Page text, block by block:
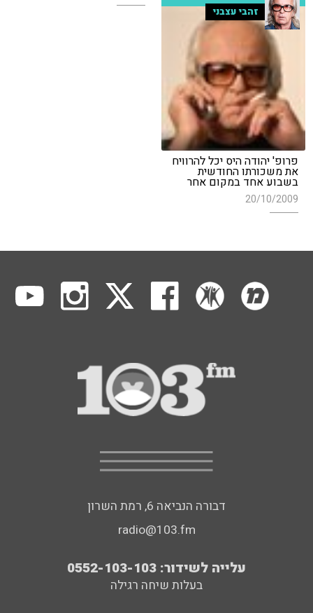
זהבי עצבני
פרופ' יהודה היס יכל להרוויח
את משכורתו החודשית
בשבוע אחד במקום אחר
20/10/2009
דבורה הנביאה 6, רמת השרון
radio@103.fm
עלייה לשידור: 0552-103-103
בעלות שיחה רגילה